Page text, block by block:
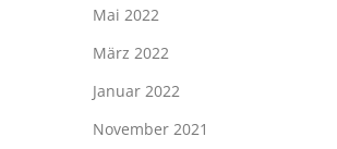
Mai 2022
März 2022
Januar 2022
November 2021